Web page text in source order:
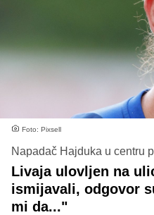
Foto: Pixsell
Napadač Hajduka u centru
Livaja ulovljen na
ismijavali, odgovor
mi da..."